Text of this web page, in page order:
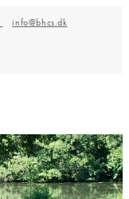
info@bhcs.dk